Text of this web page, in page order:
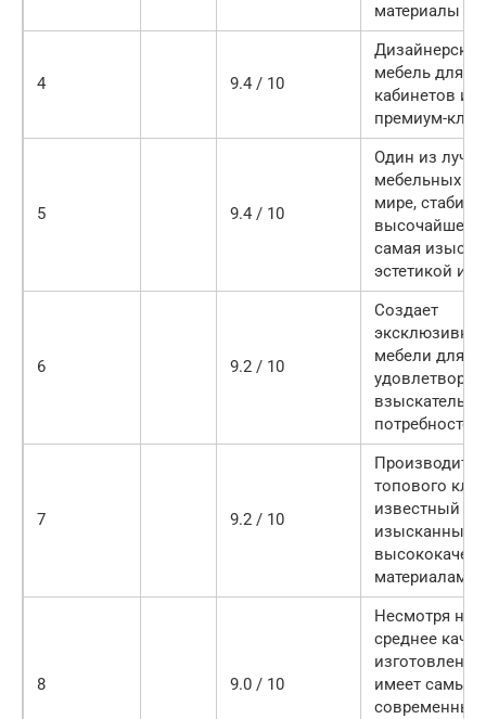
материалы
4 9.4 / 10
мебель для
кабинетов и
премиум-
5 9.4 / 10
Один из
мебельных
мире,
высочайшее
самая
эстетикой и
6 9.2 / 10
Создает
мебели для
7 9.2 / 10
топового
известный
изысканным
материалами
8 9.0 / 10
Несмотря на
среднее
имеет самый
современный